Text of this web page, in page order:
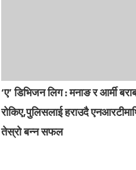
‘ए’ डिभिजन लिग : मनाङ र आर्मी
रोकिए,पुलिसलाई हराउदै
तेस्रो बन्न सफल